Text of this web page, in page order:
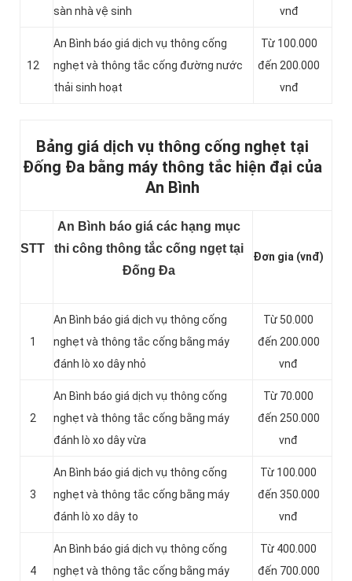
sàn nhà vệ sinh
vnđ
12
‎An Bình báo giá dịch vụ thông cống
nghẹt và thông tắc cống đường nước
thải sinh hoạt
Từ 100.000
đến 200.000
vnđ
Bảng giá dịch vụ thông cống nghẹt tại
Đống Đa bằng máy thông tắc hiện đại của
An Bình
STT
An Bình báo giá các hạng mục
thi công thông tắc cống ngẹt tại
Đống Đa
Đơn gia (vnđ)
1
An Bình báo giá dịch vụ thông cống
nghẹt và thông tắc cống bằng máy
đánh lò xo dây nhỏ
Từ 50.000
đến 200.000
vnđ
2
An Bình báo giá dịch vụ thông cống
nghẹt và thông tắc cống bằng máy
đánh lò xo dây vừa
Từ 70.000
đến 250.000
vnđ
3
An Bình báo giá dịch vụ thông cống
nghẹt và thông tắc cống bằng máy
đánh lò xo dây to
Từ 100.000
đến 350.000
vnđ
4
An Bình báo giá dịch vụ thông cống
nghẹt và thông tắc cống bằng máy
Từ 400.000
đến 700.000